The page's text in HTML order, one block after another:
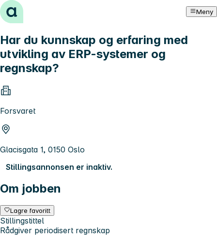
Hopp til innhold Meny
Har du kunnskap og erfaring med
utvikling av ERP-systemer og
regnskap?
Forsvaret
Glacisgata 1, 0150 Oslo
Stillingsannonsen er inaktiv.
Om jobben
Lagre favoritt
Stillingstittel
Rådgiver periodisert regnskap